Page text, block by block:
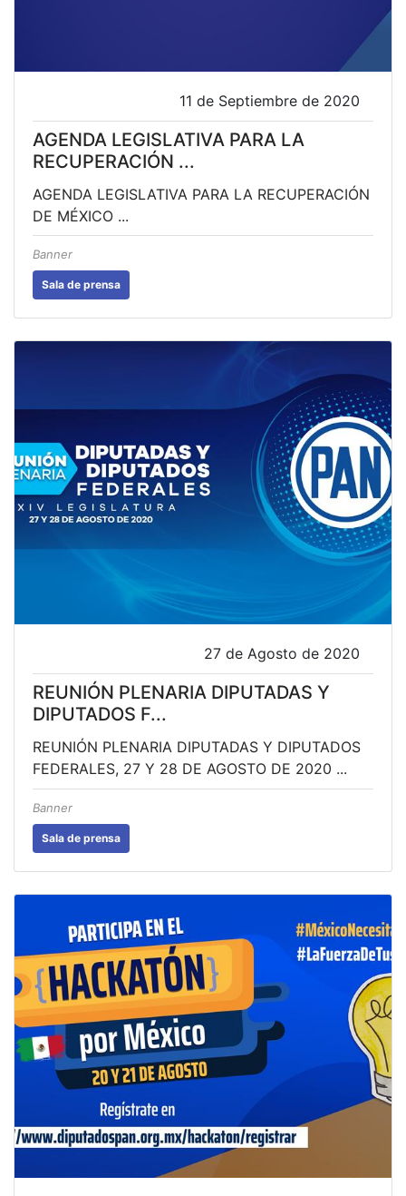
11 de Septiembre de 2020
AGENDA LEGISLATIVA PARA LA
RECUPERACIÓN ...
AGENDA LEGISLATIVA PARA LA RECUPERACIÓN
DE MÉXICO ...
Banner
Sala de prensa
27 de Agosto de 2020
REUNIÓN PLENARIA DIPUTADAS Y
DIPUTADOS F...
REUNIÓN PLENARIA DIPUTADAS Y DIPUTADOS
FEDERALES, 27 Y 28 DE AGOSTO DE 2020 ...
Banner
Sala de prensa